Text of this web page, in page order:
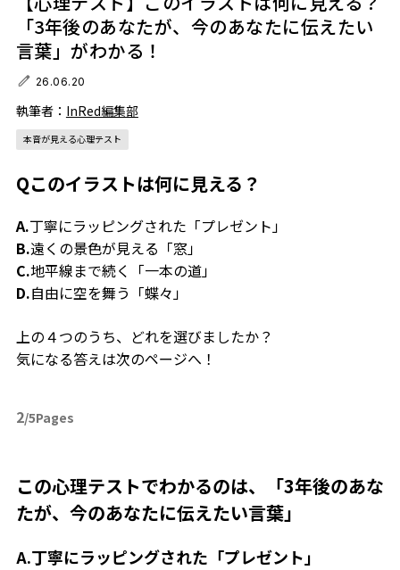
「3年後のあなたが、今のあなたに伝えたい
言葉」がわかる！
26.06.20
執筆者： InRed編集部
本音が見える心理テスト
Qこのイラストは何に見える？
A.丁寧にラッピングされた「プレゼント」
B.遠くの景色が見える「窓」
C.地平線まで続く「一本の道」
D.自由に空を舞う「蝶々」
上の４つのうち、どれを選びましたか？
気になる答えは次のページへ！
2/5Pages
この心理テストでわかるのは、「3年後のあな
たが、今のあなたに伝えたい言葉」
A.丁寧にラッピングされた「プレゼント」